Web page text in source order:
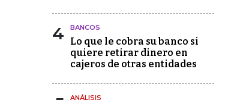
4 BANCOS
Lo que le cobra su banco si
quiere retirar dinero en
cajeros de otras entidades
ANÁLISIS